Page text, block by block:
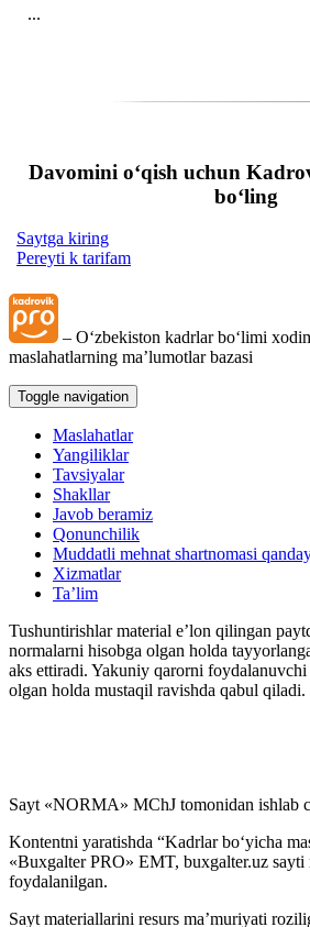
...
Davomini oʻqish uchun
boʻling
Saytga kiring
Pereyti k tarifam
– Oʻzbekiston kadrlar boʻlimi
maslahatlarning ma’lumotlar bazasi
Toggle navigation
Maslahatlar
Yangiliklar
Tavsiyalar
Shakllar
Javob beramiz
Qonunchilik
Muddatli mehnat shartnomasi
Xizmatlar
Ta’lim
Tushuntirishlar material e’lon qilingan
normalarni hisobga olgan holda
aks ettiradi. Yakuniy qarorni
olgan holda mustaqil ravishda qabul qiladi.
Sayt «NORMA» MChJ tomonidan ishlab
Kontentni yaratishda “Kadrlar boʻyicha
«Buxgalter PRO» EMT, buxgalter.uz sayti
foydalanilgan.
Sayt materiallarini resurs ma’muriyati